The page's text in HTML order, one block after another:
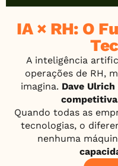
IA × RH: O
A inteligência
operações de RH,
imagina. Dave
Quando todas as
tecnologias, o
nenhuma